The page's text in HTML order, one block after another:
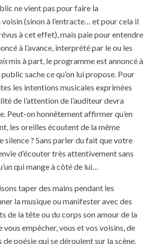
ne vient pas pour faire la
(sinon à l’entracte… et pour cela il
à cet effet), mais paie pour entendre
à l’avance, interprété par le ou les
mis à part, le programme est annoncé à
public sache ce qu’on lui propose. Pour
les intentions musicales exprimées
de l’attention de l’auditeur devra
Peut-on honnêtement affirmer qu’en
les oreilles écoutent de la même
silence ? Sans parler du fait que votre
d’écouter très attentivement sans
qui mange à côté de lui…
taper des mains pendant les
la musique ou manifester avec des
de la tête ou du corps son amour de la
vous empêcher, vous et vos voisins, de
poésie qui se déroulent sur la scène.